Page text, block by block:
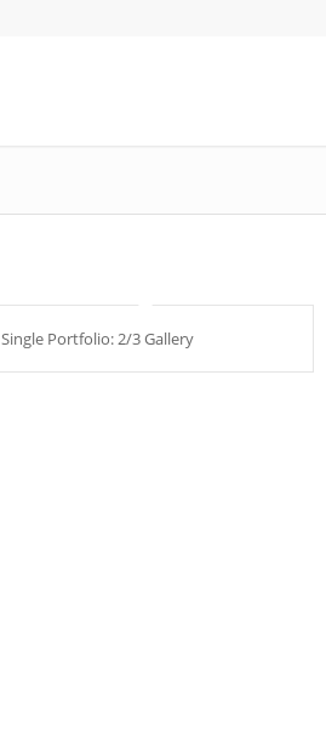
Single Portfolio: 2/3 Gallery